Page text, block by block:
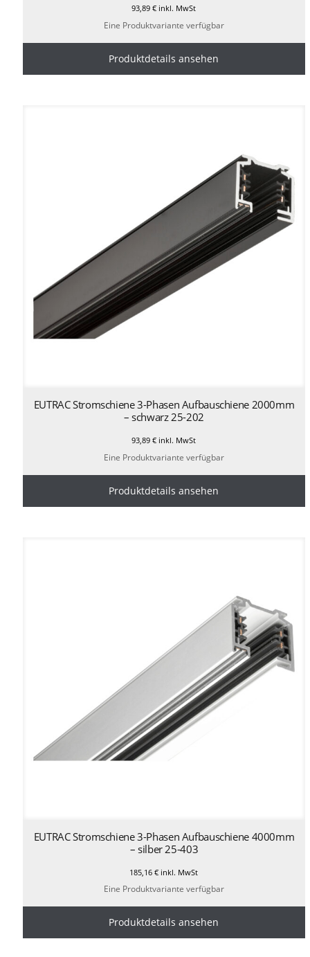
93,89€ inkl. MwSt
Eine Produktvariante verfügbar
Produktdetails ansehen
EUTRAC Stromschiene 3-Phasen Aufbauschiene 2000mm
– schwarz 25-202
93,89€ inkl. MwSt
Eine Produktvariante verfügbar
Produktdetails ansehen
EUTRAC Stromschiene 3-Phasen Aufbauschiene 4000mm
– silber 25-403
185,16€ inkl. MwSt
Eine Produktvariante verfügbar
Produktdetails ansehen